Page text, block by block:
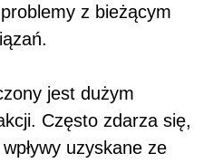
z bieżącym
jest dużym
Często zdarza się,
uzyskane ze